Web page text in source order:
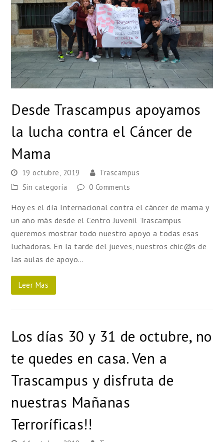
Desde Trascampus apoyamos
la lucha contra el Cáncer de
Mama
19 octubre, 2019
Trascampus
Sin categoría
0 Comments
Hoy es el día Internacional contra el cáncer de mama y
un año más desde el Centro Juvenil Trascampus
queremos mostrar todo nuestro apoyo a todas esas
luchadoras. En la tarde del jueves, nuestros chic@s de
las aulas de apoyo…
Leer Mas
Los días 30 y 31 de octubre, no
te quedes en casa. Ven a
Trascampus y disfruta de
nuestras Mañanas
Terroríficas!!